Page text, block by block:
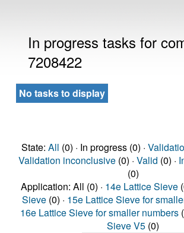
In progress tasks for
7208422
No tasks to display
State: All (0) · In progress (0) ·
Validation inconclusive(0) · Valid (0) ·
(0)
Application: All (0) · 14e Lattice Sieve
Sieve (0) · 15e Lattice Sieve for
16e Lattice Sieve for smaller numbers
Sieve V5 (0)